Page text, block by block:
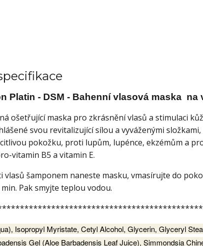
Platin - DSM - Bahenní vlasová maska na
ošetřující maska pro zkrásnění vlasů a stimulaci
svou revitalizující sílou a vyváženými
pokožku, proti lupům, lupénce, ekzémům a
vitamin B5 a vitamin E.
vlasů šamponem naneste masku, vmasírujte do
Pak smyjte teplou vodou.
Isopropyl Myristate, Cetyl Alcohol, Glycerin, Glyceryl
Gel (Aloe Barbadensis Leaf Juice), Simmondsia